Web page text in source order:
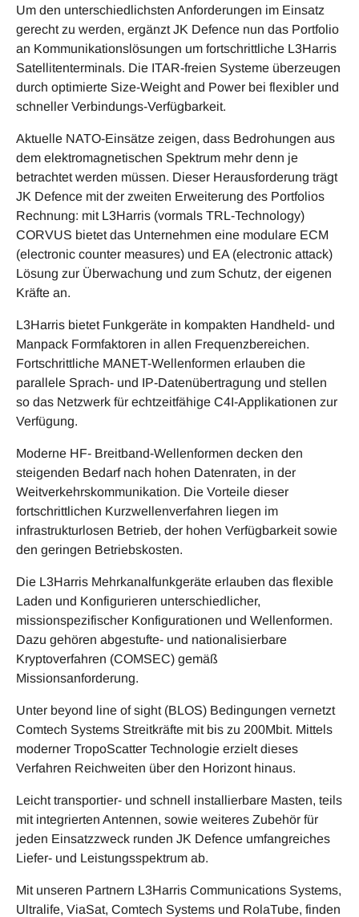
Um den unterschiedlichsten Anforderungen im Einsatz
gerecht zu werden, ergänzt JK Defence nun das Portfolio
an Kommunikationslösungen um fortschrittliche L3Harris
Satellitenterminals. Die ITAR-freien Systeme überzeugen
durch optimierte Size-Weight and Power bei flexibler und
schneller Verbindungs-Verfügbarkeit.
Aktuelle NATO-Einsätze zeigen, dass Bedrohungen aus
dem elektromagnetischen Spektrum mehr denn je
betrachtet werden müssen. Dieser Herausforderung trägt
JK Defence mit der zweiten Erweiterung des Portfolios
Rechnung: mit L3Harris (vormals TRL-Technology)
CORVUS bietet das Unternehmen eine modulare ECM
(electronic counter measures) und EA (electronic attack)
Lösung zur Überwachung und zum Schutz, der eigenen
Kräfte an.
L3Harris bietet Funkgeräte in kompakten Handheld- und
Manpack Formfaktoren in allen Frequenzbereichen.
Fortschrittliche MANET-Wellenformen erlauben die
parallele Sprach- und IP-Datenübertragung und stellen
so das Netzwerk für echtzeitfähige C4I-Applikationen zur
Verfügung.
Moderne HF- Breitband-Wellenformen decken den
steigenden Bedarf nach hohen Datenraten, in der
Weitverkehrskommunikation. Die Vorteile dieser
fortschrittlichen Kurzwellenverfahren liegen im
infrastrukturlosen Betrieb, der hohen Verfügbarkeit sowie
den geringen Betriebskosten.
Die L3Harris Mehrkanalfunkgeräte erlauben das flexible
Laden und Konfigurieren unterschiedlicher,
missionspezifischer Konfigurationen und Wellenformen.
Dazu gehören abgestufte- und nationalisierbare
Kryptoverfahren (COMSEC) gemäß
Missionsanforderung.
Unter beyond line of sight (BLOS) Bedingungen vernetzt
Comtech Systems Streitkräfte mit bis zu 200Mbit. Mittels
moderner TropoScatter Technologie erzielt dieses
Verfahren Reichweiten über den Horizont hinaus.
Leicht transportier- und schnell installierbare Masten, teils
mit integrierten Antennen, sowie weiteres Zubehör für
jeden Einsatzzweck runden JK Defence umfangreiches
Liefer- und Leistungsspektrum ab.
Mit unseren Partnern L3Harris Communications Systems,
Ultralife, ViaSat, Comtech Systems und RolaTube, finden